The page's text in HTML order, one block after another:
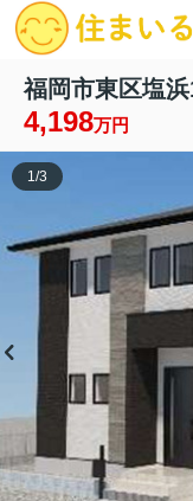
福岡市東区塩
4,198万円
1/3